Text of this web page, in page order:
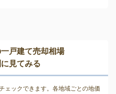
戸建て売却相場
見てみる
ェックできます。各地域ごとの地価